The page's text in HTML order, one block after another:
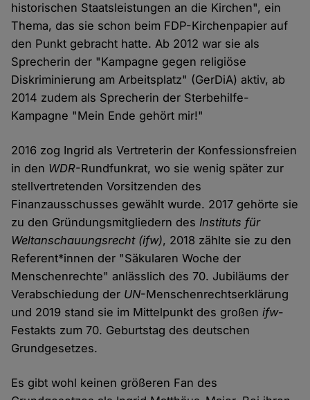
historischen Staatsleistungen an die Kirchen", ein
Thema, das sie schon beim FDP-Kirchenpapier auf
den Punkt gebracht hatte. Ab 2012 war sie als
Sprecherin der "Kampagne gegen religiöse
Diskriminierung am Arbeitsplatz" (GerDiA) aktiv, ab
2014 zudem als Sprecherin der Sterbehilfe-
Kampagne "Mein Ende gehört mir!"
2016 zog Ingrid als Vertreterin der Konfessionsfreien
in den WDR-Rundfunkrat, wo sie wenig später zur
stellvertretenden Vorsitzenden des
Finanzausschusses gewählt wurde. 2017 gehörte sie
zu den Gründungsmitgliedern desInstituts für
Weltanschauungsrecht (ifw), 2018 zählte sie zu den
Referent*innen der "Säkularen Woche der
Menschenrechte" anlässlich des 70. Jubiläums der
Verabschiedung der UN-Menschenrechtserklärung
und 2019 stand sie im Mittelpunkt des großenifw-
Festakts zum 70. Geburtstag des deutschen
Grundgesetzes.
Es gibt wohl keinen größeren Fan des